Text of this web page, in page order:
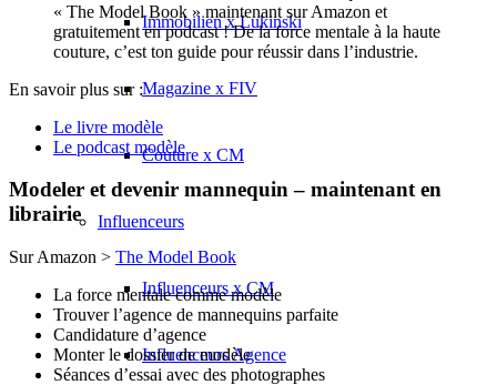
Immobilien x Lukinski
Magazine x FIV
Couture x CM
Influenceurs
Influenceurs x CM
Influenceurs Agence
« The Model Book » maintenant sur Amazon et
gratuitement en podcast ! De la force mentale à la haute
couture, c’est ton guide pour réussir dans l’industrie.
En savoir plus sur :
Le livre modèle
Le podcast modèle
Modeler et devenir mannequin – maintenant en
librairie
Sur Amazon > The Model Book
La force mentale comme modèle
Trouver l’agence de mannequins parfaite
Candidature d’agence
Monter le dossier de modèle
Séances d’essai avec des photographes